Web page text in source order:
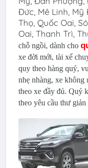
Đức, Mê Linh, Mỹ
Thọ, Quốc Oai,
Oai, Thanh Trì,
chỗ ngồi, dành cho
xe đời mới, tài xế
quy theo hàng quý,
nhẹ nhàng, xe
theo xe đầy đủ. Quý
theo yêu cầu thư giản